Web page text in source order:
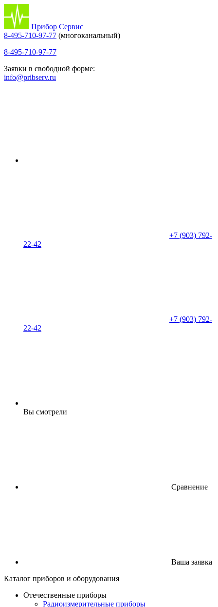
Прибор Сервис
8-495-710-97-77 (многоканальный)
8-495-710-97-77
Заявки в свободной форме:
info@pribserv.ru
+7 (903) 792-
22-42
+7 (903) 792-
22-42
Вы смотрели
Сравнение
Ваша заявка
Каталог приборов и оборудования
Отечественные приборы
Радиоизмерительные приборы